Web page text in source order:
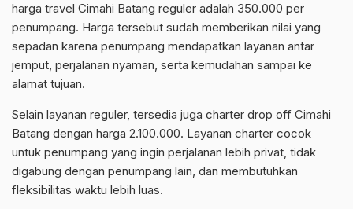
harga travel Cimahi Batang reguler adalah 350.000 per
penumpang. Harga tersebut sudah memberikan nilai yang
sepadan karena penumpang mendapatkan layanan antar
jemput, perjalanan nyaman, serta kemudahan sampai ke
alamat tujuan.
Selain layanan reguler, tersedia juga charter drop off Cimahi
Batang dengan harga 2.100.000. Layanan charter cocok
untuk penumpang yang ingin perjalanan lebih privat, tidak
digabung dengan penumpang lain, dan membutuhkan
fleksibilitas waktu lebih luas.